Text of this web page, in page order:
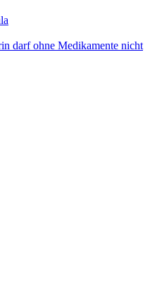
darf ohne Medikamente nicht